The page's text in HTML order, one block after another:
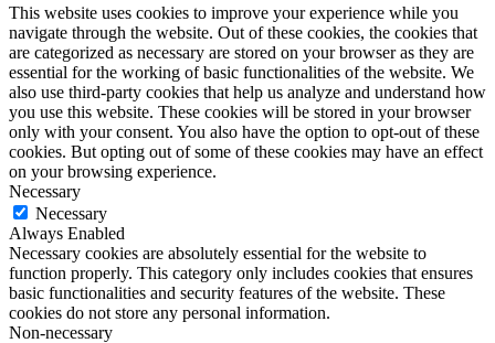
This website uses cookies to improve your experience while you
navigate through the website. Out of these cookies, the cookies that
are categorized as necessary are stored on your browser as they are
essential for the working of basic functionalities of the website. We
also use third-party cookies that help us analyze and understand how
you use this website. These cookies will be stored in your browser
only with your consent. You also have the option to opt-out of these
cookies. But opting out of some of these cookies may have an effect
on your browsing experience.
Necessary
Necessary
Always Enabled
Necessary cookies are absolutely essential for the website to
function properly. This category only includes cookies that ensures
basic functionalities and security features of the website. These
cookies do not store any personal information.
Non-necessary